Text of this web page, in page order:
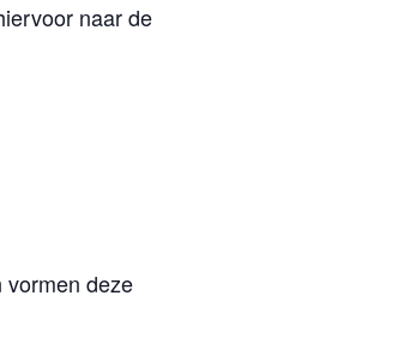
naar de
vormen deze